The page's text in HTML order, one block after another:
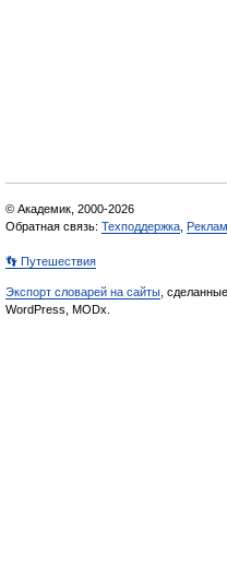
© Академик, 2000-2026
Обратная связь: Техподдержка
👣 Путешествия
Экспорт словарей на сайты ,
WordPress, MODx.